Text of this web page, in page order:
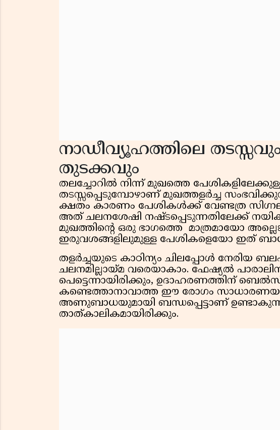
നാഡീവ്യൂഹത്തിലെ
തുടക്കവും
തലച്ചോറിൽ നിന്ന് മുഖത്തെ
തടസ്സപ്പെടുമ്പോഴാണ് മുഖത്തളർച്ച
ക്ഷതം കാരണം പേശികൾക്ക് വേണ്ടത്ര
അത് ചലനശേഷി നഷ്ടപ്പെടുന്നതിലേക്ക്
മുഖത്തിന്റെ ഒരു ഭാഗത്തെ മാത്രമായോ
ഇരുവശങ്ങളിലുമുള്ള പേശികളെയോ ഇത്
തളർച്ചയുടെ കാഠിന്യം ചിലപ്പോൾ നേരിയ
ചലനമില്ലായ്മ വരെയാകാം. ഫേഷ്യൽ
പെട്ടെന്നായിരിക്കും, ഉദാഹരണത്തിന്
കണ്ടെത്താനാവാത്ത ഈ രോഗം
അണുബാധയുമായി ബന്ധപ്പെട്ടാണ്
താത്കാലികമായിരിക്കും.